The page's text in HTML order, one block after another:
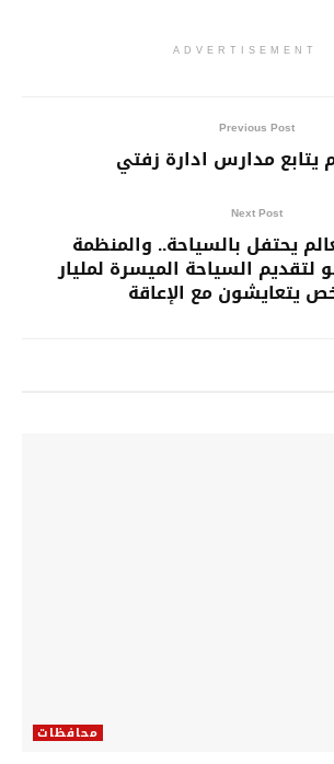
ADVERTISEMENT
Previous Post
يتابع مدارس ادارة زفتي
Next Post
يحتفل بالسياحة.. والمنظمة
لتقديم السياحة الميسرة لمليار
يتعايشون مع الإعاقة
محافظات